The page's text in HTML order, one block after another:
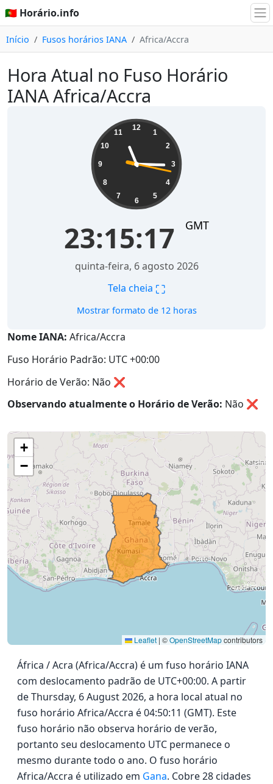
🇵🇹 Horário.info
Início Fusos horários IANA Africa/Accra
Hora Atual no Fuso Horário
IANA Africa/Accra
12
1
2
3
4
5
6
7
8
9
10
11
23:15:18 GMT
quinta-feira, 6 agosto 2026
Tela cheia ⛶
Mostrar formato de 12 horas
Nome IANA: Africa/Accra
Fuso Horário Padrão: UTC +00:00
Horário de Verão: Não ❌
Observando atualmente o Horário de Verão: Não ❌
+
−
Leaflet | ©OpenStreetMapcontributors
África / Acra (Africa/Accra) é um fuso horário IANA
com deslocamento padrão de UTC+00:00. A partir
de Thursday, 6 August 2026, a hora local atual no
fuso horário Africa/Accra é 04:50:11 (GMT). Este
fuso horário não observa horário de verão,
portanto seu deslocamento UTC permanece o
mesmo durante todo o ano. O fuso horário
Africa/Accra é utilizado em Gana. Cobre 28 cidades